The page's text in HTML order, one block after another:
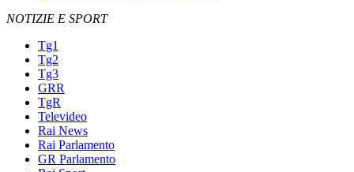
NOTIZIE E SPORT
Tg1
Tg2
Tg3
GRR
TgR
Televideo
Rai News
Rai Parlamento
GR Parlamento